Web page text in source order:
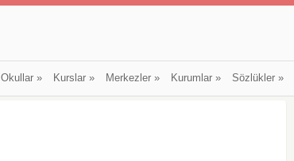
Okullar» Kurslar» Merkezler» Kurumlar» Sözlükler»